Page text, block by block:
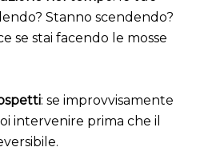
Stanno scendendo?
se stai facendo le mosse
: se improvvisamente
intervenire prima che il